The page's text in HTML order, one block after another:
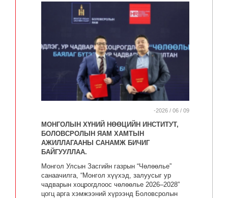
-2026 / 06 / 09
МОНГОЛЫН ХҮНИЙ НӨӨЦИЙН ИНСТИТУТ,
БОЛОВСРОЛЫН ЯАМ ХАМТЫН
АЖИЛЛАГААНЫ САНАМЖ БИЧИГ
БАЙГУУЛЛАА.
Монгол Улсын Засгийн газрын “Чөлөөлье”
санаачилга, “Монгол хүүхэд, залуусыг ур
чадварын хоцрогдлоос чөлөөлье 2026–2028”
цогц арга хэмжээний хүрээнд Боловсролын